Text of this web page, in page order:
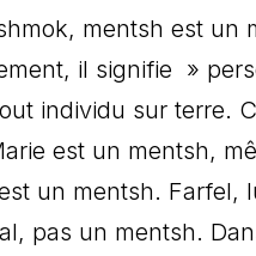
mentsh est un
il signifie »
individu sur terre.
est un mentsh,
un mentsh. Farfel,
pas un mentsh.